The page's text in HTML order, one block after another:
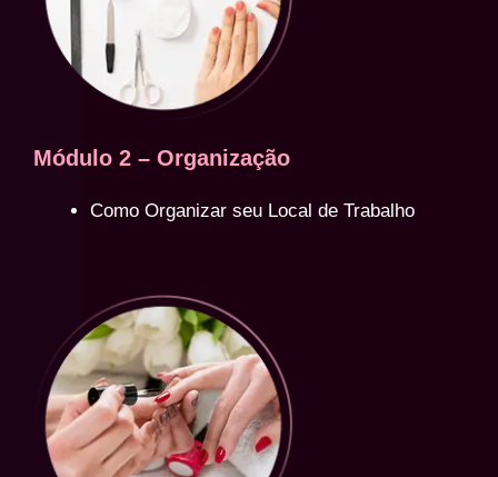
Módulo 2 – Organização
Como Organizar seu Local de Trabalho